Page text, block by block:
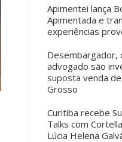
Apimentei lança
Apimentada e
experiências
Desembargador,
advogado são
suposta venda
Grosso
Curitiba recebe
Talks com
Lúcia Helena